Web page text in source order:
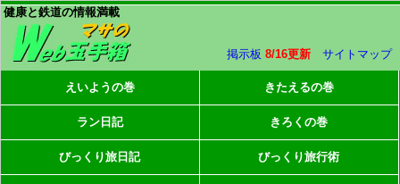
健康と鉄道の情報満載
掲示板 8/16更新 サイトマップ
えいようの巻 きたえるの巻
ラン日記 きろくの巻
びっくり旅日記 びっくり旅行術